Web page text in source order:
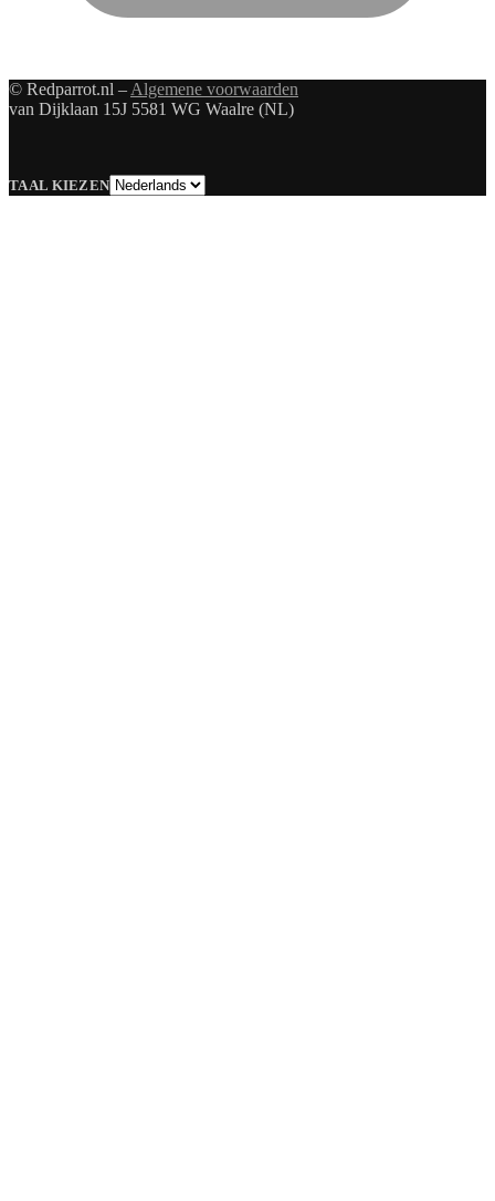
© Redparrot.nl – Algemene voorwaarden
van Dijklaan 15J 5581 WG Waalre (NL)
TAAL KIEZENTaal